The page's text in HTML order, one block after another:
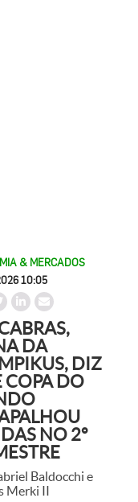
& MERCADOS
10:05
DA
DIZ
COPA DO
NO 2º
Baldocchi e
Merki II